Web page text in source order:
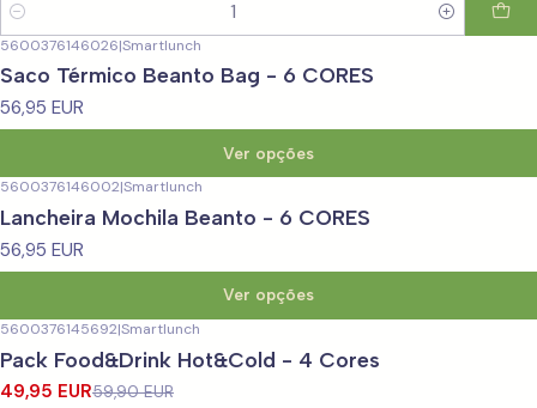
Quantidade
5600376146026|Smartlunch
Saco Térmico Beanto Bag - 6 CORES
56,95 EUR
Ver opções
5600376146002|Smartlunch
Lancheira Mochila Beanto - 6 CORES
56,95 EUR
Ver opções
-17%DESCONTO
5600376145692|Smartlunch
Pack Food&Drink Hot&Cold - 4 Cores
49,95 EUR59,90 EUR